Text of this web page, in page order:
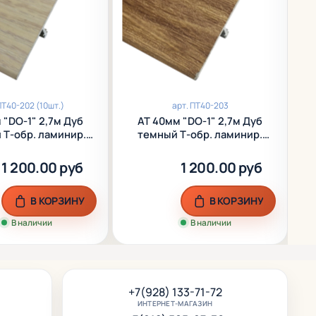
202 (10шт.)
1" 2,7м Дуб
обр. ламинир.
1 200.00 руб
В наличии
В КОРЗИНУ
арт.ПТ40-203
АТ 40мм "DО-1" 2,7м Дуб
темный Т-обр. ламинир.
1 200.00 руб
В наличии
В КОРЗИНУ
+7(928) 133-71-72
ИНТЕРНЕТ-МАГАЗИН